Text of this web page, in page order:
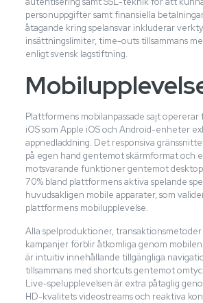
personuppgifter samt finansiella
åtagande kring spelansvar inkluderar
insättningslimiter, time-outs tillsammans
enligt svensk lagstiftning.
Plattformens mobilanpassade sajt
iOS som Apple iOS och Android-enheter
appnedladdning. Det responsiva
på egen hand gentemot skärmformat och
motsvarande funktioner gentemot
70% bland plattformens aktiva spelande
huvudsakligen mobile apparater, som
plattformens mobilupplevelse.
Alla spelproduktioner, transaktionsmetoder
kampanjer förblir åtkomliga genom
är intuitiv innehållande tillgängliga
tillsammans med shortcuts gentemot
Live-spelupplevelsen är extra påtaglig
HD-kvalitets videostreams och reaktiva